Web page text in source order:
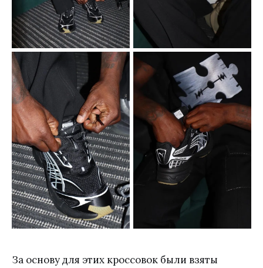
За основу для этих кроссовок были взяты